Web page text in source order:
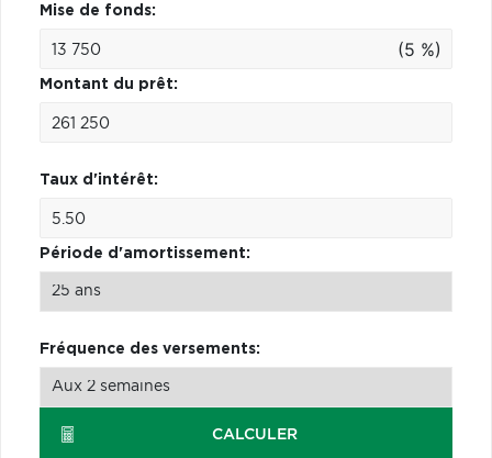
Mise de fonds:
(5 %)
Montant du prêt:
Taux d'intérêt:
Période d'amortissement:
Fréquence des versements:
CALCULER